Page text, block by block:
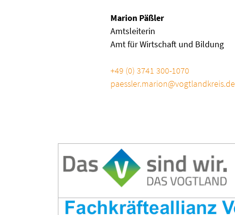
Marion Päßler
Amtsleiterin
Amt für Wirtschaft und Bildung
Telefon
+49 (0) 3741 300-1070
E-Mail
paessler.marion@vogtlandkreis.de